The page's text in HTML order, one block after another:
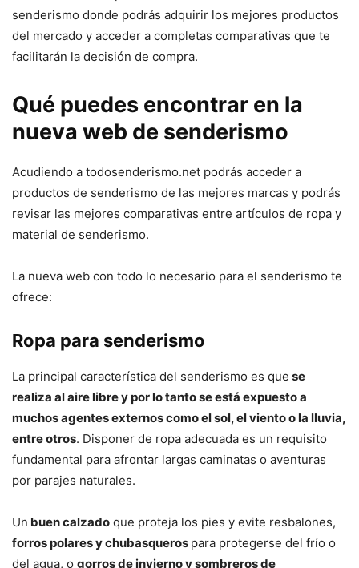
senderismo donde podrás adquirir los mejores productos
del mercado y acceder a completas comparativas que te
facilitarán la decisión de compra.
Qué puedes encontrar en la
nueva web de senderismo
Acudiendo a todosenderismo.net podrás acceder a
productos de senderismo de las mejores marcas y podrás
revisar las mejores comparativas entre artículos de ropa y
material de senderismo.
La nueva web con todo lo necesario para el senderismo te
ofrece:
Ropa para senderismo
La principal característica del senderismo es que se
realiza al aire libre y por lo tanto se está expuesto a
muchos agentes externos como el sol, el viento o la lluvia,
entre otros. Disponer de ropa adecuada es un requisito
fundamental para afrontar largas caminatas o aventuras
por parajes naturales.
Un buen calzado que proteja los pies y evite resbalones,
forros polares y chubasqueros para protegerse del frío o
del agua, o gorros de invierno y sombreros de